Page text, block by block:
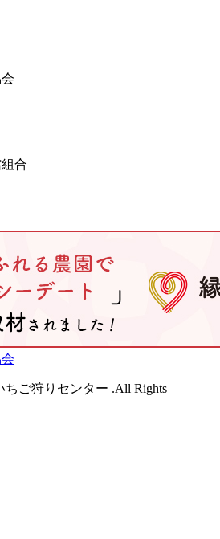
合
ちご狩りセンター .All Rights